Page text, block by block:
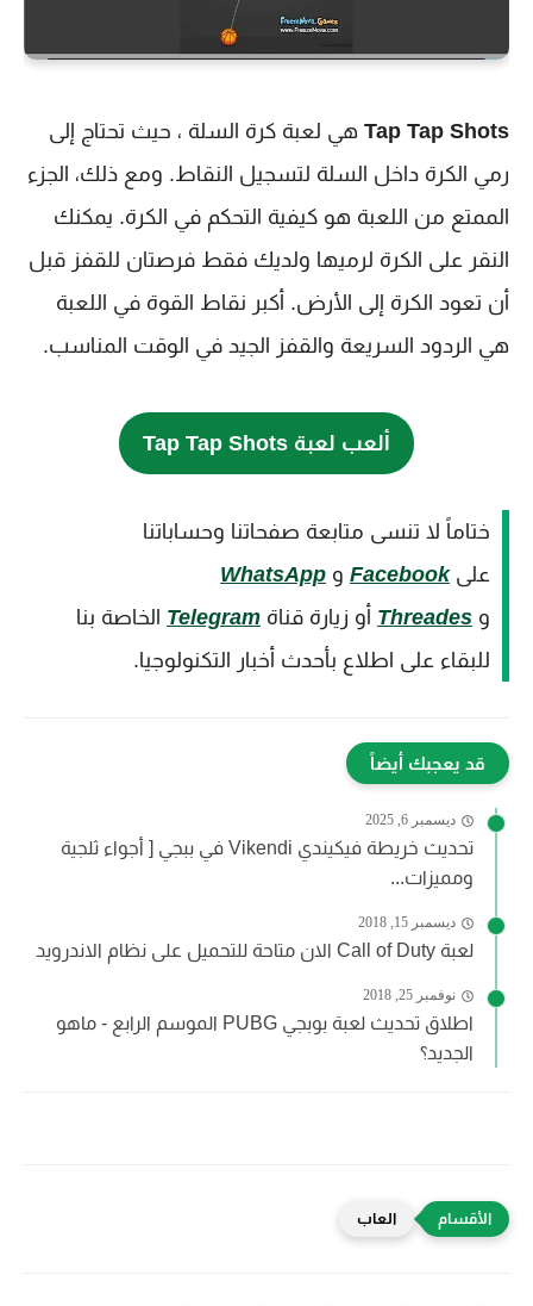
Tap Tap Shots هي لعبة كرة السلة ، حيث تحتاج إلى
رمي الكرة داخل السلة لتسجيل النقاط. ومع ذلك، الجزء
الممتع من اللعبة هو كيفية التحكم في الكرة. يمكنك
النقر على الكرة لرميها ولديك فقط فرصتان للقفز قبل
أن تعود الكرة إلى الأرض. أكبر نقاط القوة في اللعبة
هي الردود السريعة والقفز الجيد في الوقت المناسب.
ألعب لعبة Tap Tap Shots
ختاماً لا تنسى متابعة صفحاتنا وحساباتنا
علىFacebook و WhatsApp
و Threades أو زيارة قناة Telegram الخاصة بنا
للبقاء على اطلاع بأحدث أخبار التكنولوجيا.
قد يعجبك أيضاً
ديسمبر 6, 2025
تحديث خريطة فيكيندي Vikendi في ببجي [ أجواء ثلجية
ومميزات...
ديسمبر 15, 2018
لعبة Call of Duty الان متاحة للتحميل على نظام الاندرويد
نوفمبر 25, 2018
اطلاق تحديث لعبة بوبجي PUBG الموسم الرابع - ماهو
الجديد؟
العاب